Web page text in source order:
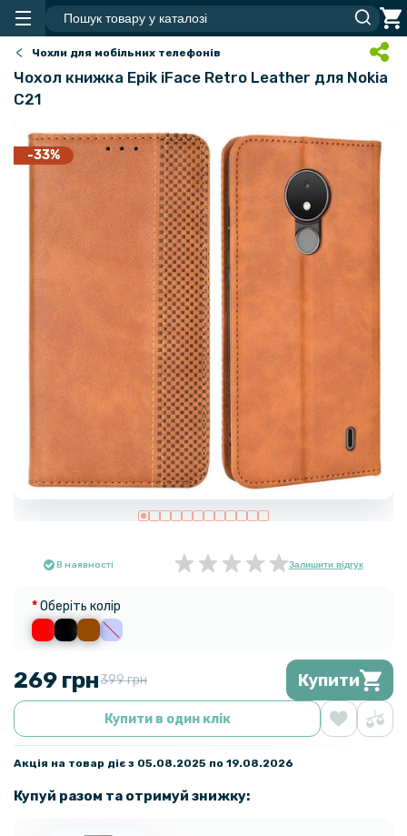
Чохли для мобільних телефонів
Чохол книжка Epik iFace Retro Leather для Nokia
C21
-33%
В наявності Залишити відгук
Оберіть колір
269 грн399 грн Купити
Купити в один клік
Акція на товар діє з 05.08.2025 по 19.08.2026
Купуй разом та отримуй знижку: